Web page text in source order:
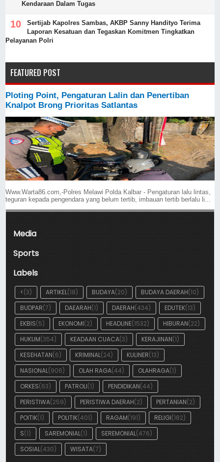
Kendaraan Dalam Tugas
‎Sertijab Kapolres Sambas, AKBP Sanny Handityo Terima
Laporan Kesatuan dan Tegaskan Komitmen Tingkatkan
Pelayanan Polri
FEATURED POST
Ploting Point, Pengaturan Lalin dan Penertiban
Knalpot Brong Prioritas Satlantas
Www.Warta86.com,-Polres Melawi Polda Kalbar - Pengaturan lalu lintas,
teguran kepada pengendara yang belum tertib, imbauan tertib berlalu li...
Media
Sports
Labels
<(3) ARTIKEL(18) BUDAYA(20) BUDAYA DAERAH(10)
BUDPAR(7) DAEARAH(1) DAERAH(434) EDUTEK(13)
EKBIS(5) EKONOMI(2) HEADLINE(1532) HIBURAN(22)
HUKUM(354) KEADAAN CUACA(3) KERAJINAN(1)
KESEHATAN(6) KRIMINAL(24) KULINER(13)
NASIONAL(906) OLAH RAGA(44) OLAHRAGA(1)
ORKES(63) PATROLI(1) PENDIDIKAN(44)
PERISTIWA(259) PERISTIWA DAERAH(2) PERTANIAN(2)
POITIK(1) POLITIK(401) RAGAM(191) RELIGI(182)
S(1) SAREMONIAL(1) SEREMONIAL(476)
SOSIAL(430) WISATA(7)